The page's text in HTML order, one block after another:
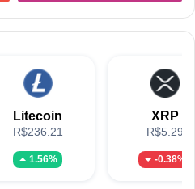
Litecoin
R$236.21
1.56%
XRP
R$5.29
-0.38%